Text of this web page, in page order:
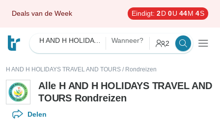
Deals van de Week Eindigt: 2D 0U 44M 3S
H AND H HOLIDAYS TRAVEL AND TOURS Wanneer? 2
H AND H HOLIDAYS TRAVEL AND TOURS / Rondreizen
Alle H AND H HOLIDAYS TRAVEL AND
TOURS Rondreizen
Delen